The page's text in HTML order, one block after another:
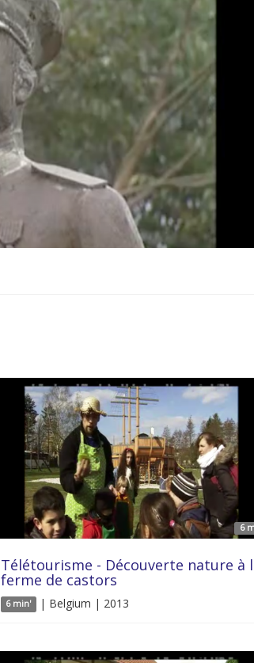
6
Télétourisme - Découverte nature à
ferme de castors
6 min' | Belgium | 2013